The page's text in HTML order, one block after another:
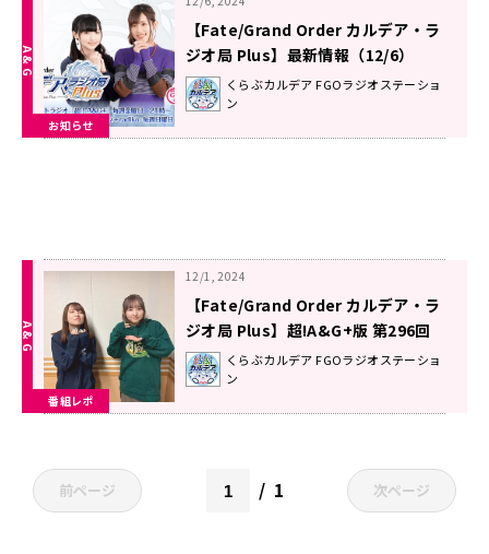
お知らせ
【Fate/Grand Order カルデア・ラ
ジオ局 Plus】最新情報（12/6）
くらぶカルデア FGOラジオステーショ
ン
番組レポ
12/1, 2024
【Fate/Grand Order カルデア・ラ
ジオ局 Plus】超!A&G+版 第296回
放送レポート
くらぶカルデア FGOラジオステーショ
ン
前ページ 1 次ページ